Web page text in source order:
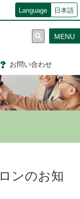
Language 日本語
お問い合わせ
MENU
ンのお知